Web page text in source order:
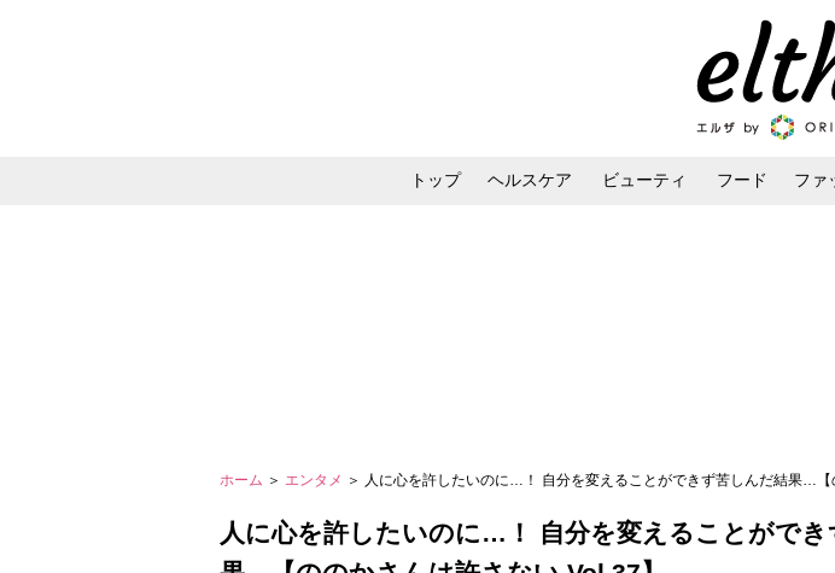
トップ ヘルスケア ビューティ フード ファ
ホーム ＞ エンタメ ＞ 人に心を許したいのに…！ 自分を変えることができず苦しんだ結果…【
人に心を許したいのに…！ 自分を変えることができ